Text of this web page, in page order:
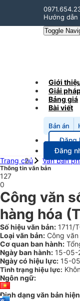
Hướng dẫn
Toggle
Giới
Giải
Bảng giá
Bài viết
Bản án
Đăng
Đăng
Trang chủ
Văn bản
Thông tin văn bản
127
0
Công văn
hàng hóa
Số hiệu văn bản: 1711/
Loại văn bản: Công văn
Cơ quan ban hành:
Ngày ban hành: 15-05-
Ngày có hiệu lực: 15-
Tình trạng hiệu lực:
Ngôn ngữ:
Định dạng văn bản